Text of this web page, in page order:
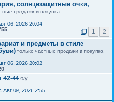
солнцезащитные очки,
продажи и покупка
06, 2026 20:04
1 2
и предметы в стиле
только частные продажи и покупка
06, 2026 20:02
42-44б/у
Авг 09, 2026 2:55